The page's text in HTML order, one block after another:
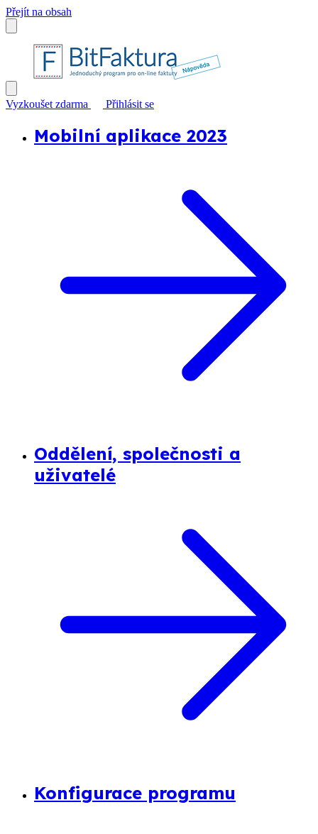
Přejít na obsah
Vyzkoušet zdarma Přihlásit se
Mobilní aplikace 2023
Oddělení, společnosti a
uživatelé
Konfigurace programu